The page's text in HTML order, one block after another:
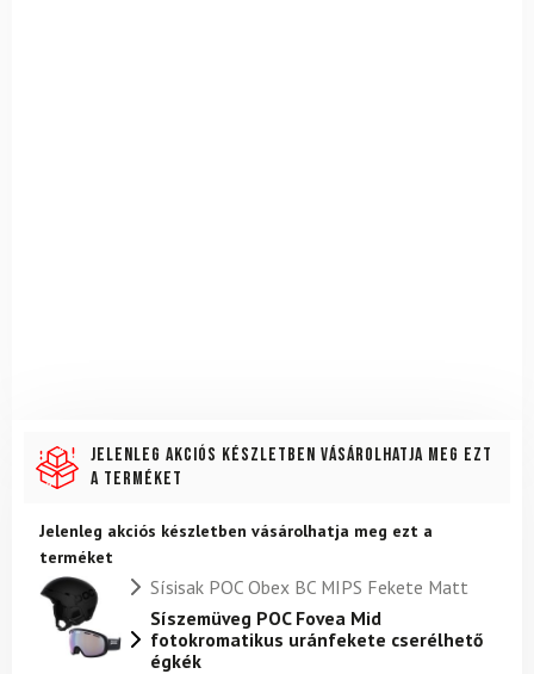
Jelenleg akciós készletben vásárolhatja meg ezt
a terméket
Jelenleg akciós készletben vásárolhatja meg ezt a
terméket
Sísisak POC Obex BC MIPS Fekete Matt
Síszemüveg POC Fovea Mid
fotokromatikus uránfekete cserélhető
égkék